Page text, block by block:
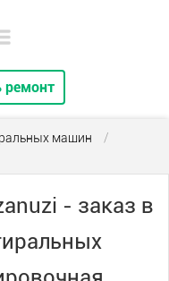
ремонт
машин
/
- заказ в